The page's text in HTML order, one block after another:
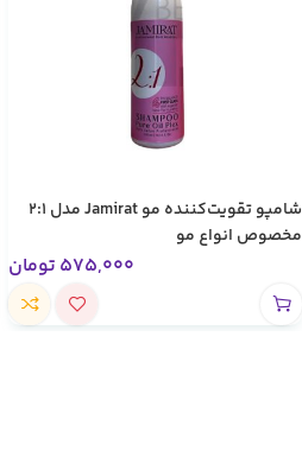
شامپو تقویت‌کننده مو Jamirat مدل 2:1
مخصوص انواع مو
575,000 تومان